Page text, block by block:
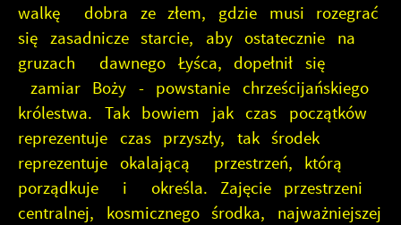
walkę dobra ze złem, gdzie musi rozegrać
się zasadnicze starcie, aby ostatecznie na
gruzach dawnego Łyśca, dopełnił się
zamiar Boży - powstanie chrześcijańskiego
królestwa. Tak bowiem jak czas początków
reprezentuje czas przyszły, tak środek
reprezentuje okalającą przestrzeń, którą
porządkuje i określa. Zajęcie przestrzeni
centralnej, kosmicznego środka, najważniejszej